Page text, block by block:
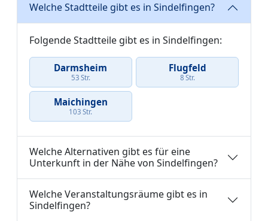
Welche Stadtteile gibt es in Sindelfingen?
Folgende Stadtteile gibt es in Sindelfingen:
Darmsheim
53 Str.
Flugfeld
8 Str.
Maichingen
103 Str.
Welche Alternativen gibt es für eine
Unterkunft in der Nähe von Sindelfingen?
Welche Veranstaltungsräume gibt es in
Sindelfingen?